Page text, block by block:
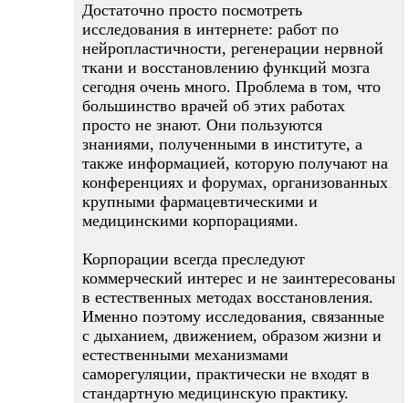
Достаточно просто посмотреть
исследования в интернете: работ по
нейропластичности, регенерации нервной
ткани и восстановлению функций мозга
сегодня очень много. Проблема в том, что
большинство врачей об этих работах
просто не знают. Они пользуются
знаниями, полученными в институте, а
также информацией, которую получают на
конференциях и форумах, организованных
крупными фармацевтическими и
медицинскими корпорациями.
Корпорации всегда преследуют
коммерческий интерес и не заинтересованы
в естественных методах восстановления.
Именно поэтому исследования, связанные
с дыханием, движением, образом жизни и
естественными механизмами
саморегуляции, практически не входят в
стандартную медицинскую практику.